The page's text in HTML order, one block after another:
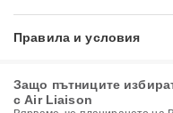
Правила и условия
Защо пътниците
с Air Liaison